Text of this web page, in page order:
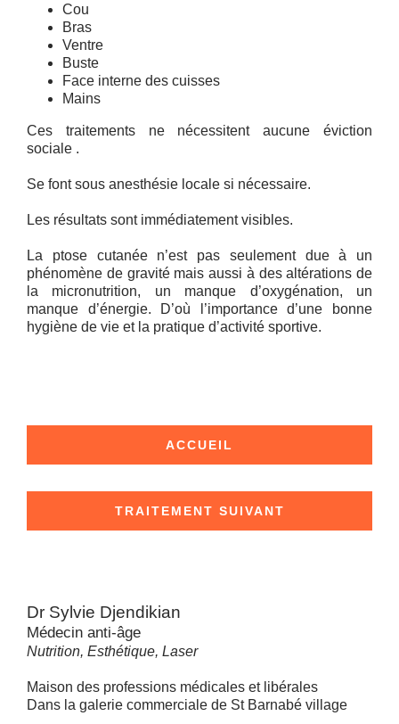
Cou
Bras
Ventre
Buste
Face interne des cuisses
Mains
Ces traitements ne nécessitent aucune éviction
sociale .
Se font sous anesthésie locale si nécessaire.
Les résultats sont immédiatement visibles.
La ptose cutanée n’est pas seulement due à un
phénomène de gravité mais aussi à des altérations de
la micronutrition, un manque d’oxygénation, un
manque d’énergie. D’où l’importance d’une bonne
hygiène de vie et la pratique d’activité sportive.
ACCUEIL
TRAITEMENT SUIVANT
Dr Sylvie Djendikian
Médecin anti-âge
Nutrition, Esthétique, Laser
Maison des professions médicales et libérales
Dans la galerie commerciale de St Barnabé village